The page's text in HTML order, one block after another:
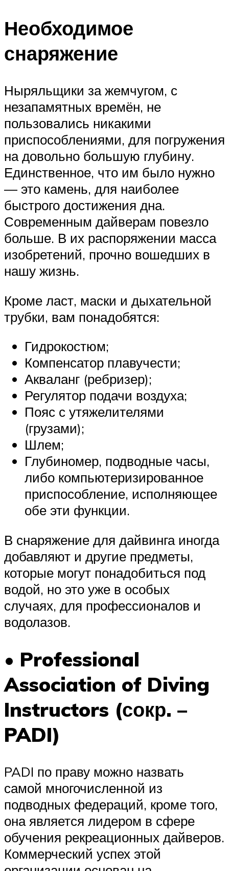
Необходимое
снаряжение
Ныряльщики за жемчугом, с
незапамятных времён, не
пользовались никакими
приспособлениями, для погружения
на довольно большую глубину.
Единственное, что им было нужно
— это камень, для наиболее
быстрого достижения дна.
Современным дайверам повезло
больше. В их распоряжении масса
изобретений, прочно вошедших в
нашу жизнь.
Кроме ласт, маски и дыхательной
трубки, вам понадобятся:
Гидрокостюм;
Компенсатор плавучести;
Акваланг (ребризер);
Регулятор подачи воздуха;
Пояс с утяжелителями
(грузами);
Шлем;
Глубиномер, подводные часы,
либо компьютеризированное
приспособление, исполняющее
обе эти функции.
В снаряжение для дайвинга иногда
добавляют и другие предметы,
которые могут понадобиться под
водой, но это уже в особых
случаях, для профессионалов и
водолазов.
• Professional
Association of Diving
Instructors (сокр. –
PADI)
PADI по праву можно назвать
самой многочисленной из
подводных федераций, кроме того,
она является лидером в сфере
обучения рекреационных дайверов.
Коммерческий успех этой